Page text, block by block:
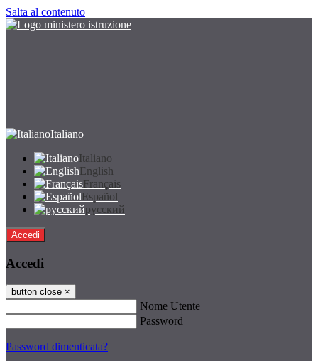
Salta al contenuto
Italiano
Italiano
English
Français
Español
русский
Accedi
Accedi
button close ×
Nome Utente
Password
Password dimenticata?